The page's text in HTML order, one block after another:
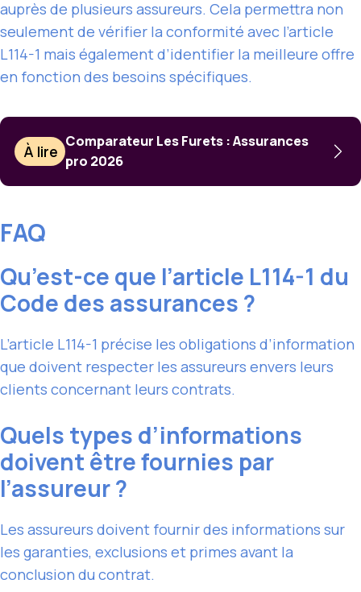
auprès de plusieurs assureurs. Cela permettra non
seulement de vérifier la conformité avec l’article
L114-1 mais également d’identifier la meilleure offre
en fonction des besoins spécifiques.
À lire
Comparateur Les Furets : Assurances
pro 2026
FAQ
Qu’est-ce que l’article L114-1 du
Code des assurances ?
L’article L114-1 précise les obligations d’information
que doivent respecter les assureurs envers leurs
clients concernant leurs contrats.
Quels types d’informations
doivent être fournies par
l’assureur ?
Les assureurs doivent fournir des informations sur
les garanties, exclusions et primes avant la
conclusion du contrat.